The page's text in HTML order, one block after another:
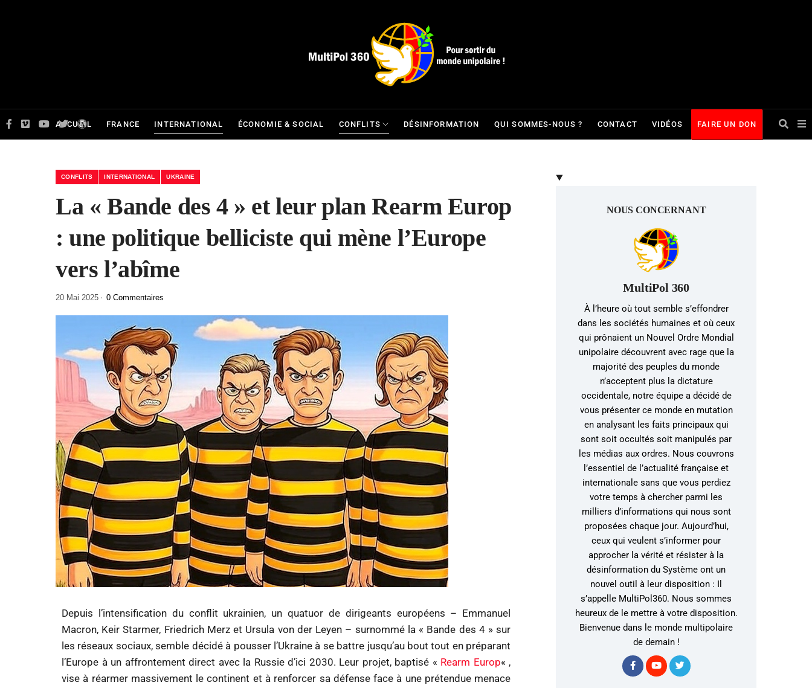
ACCUEIL FRANCE INTERNATIONAL ÉCONOMIE & SOCIAL CONFLITS DÉSINFORMATION QUI SOMMES-NOUS ? CONTACT VIDÉOS FAIRE UN DON
CONFLITS INTERNATIONAL UKRAINE
La « Bande des 4 » et leur plan Rearm Europ
: une politique belliciste qui mène l’Europe
vers l’abîme
20 Mai 2025 0 Commentaires
Depuis l’intensification du conflit ukrainien, un quatuor de dirigeants européens – Emmanuel
Macron, Keir Starmer, Friedrich Merz et Ursula von der Leyen – surnommé la « Bande des 4 » sur
les réseaux sociaux, semble décidé à pousser l’Ukraine à se battre jusqu’au bout tout en préparant
l’Europe à un affrontement direct avec la Russie d’ici 2030. Leur projet, baptisé « Rearm Europ« ,
vise à réarmer massivement le continent et à renforcer sa défense face à une prétendue menace
NOUS CONCERNANT
MultiPol 360
À l’heure où tout semble s’effondrer
dans les sociétés humaines et où ceux
qui prônaient un Nouvel Ordre Mondial
unipolaire découvrent avec rage que la
majorité des peuples du monde
n’acceptent plus la dictature
occidentale, notre équipe a décidé de
vous présenter ce monde en mutation
en analysant les faits principaux qui
sont soit occultés soit manipulés par
les médias aux ordres. Nous couvrons
l’essentiel de l’actualité française et
internationale sans que vous perdiez
votre temps à chercher parmi les
milliers d’informations qui nous sont
proposées chaque jour. Aujourd’hui,
ceux qui veulent s’informer pour
approcher la vérité et résister à la
désinformation du Système ont un
nouvel outil à leur disposition : Il
s’appelle MultiPol360. Nous sommes
heureux de le mettre à votre disposition.
Bienvenue dans le monde multipolaire
de demain !